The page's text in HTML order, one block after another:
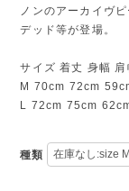
ノンのアーカイヴ
デッド等が登場。
サイズ 着丈 身幅 肩
M 70cm 72cm
L 72cm 75cm
種類